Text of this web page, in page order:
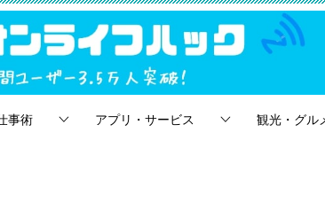
事術 アプリ・サービス 観光・グル